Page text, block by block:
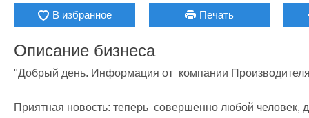
В избранное Печать
Описание бизнеса
"Добрый день. Информация от  компании
Приятная новость: теперь  совершенно любой